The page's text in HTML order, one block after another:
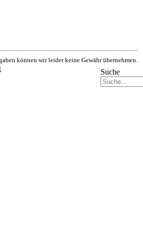
Suche
können wir leider keine Gewähr übernehmen.